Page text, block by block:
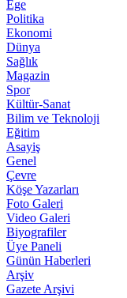
Ege
Politika
Ekonomi
Dünya
Sağlık
Magazin
Spor
Kültür-Sanat
Bilim ve Teknoloji
Eğitim
Asayiş
Genel
Çevre
Köşe Yazarları
Foto Galeri
Video Galeri
Biyografiler
Üye Paneli
Günün Haberleri
Arşiv
Gazete Arşivi